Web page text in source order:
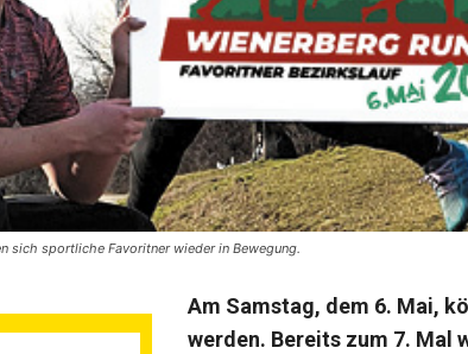
sich sportliche Favoritner wieder in Bewegung.
Am Samstag, dem 6. Mai,
werden. Bereits zum 7. Mal